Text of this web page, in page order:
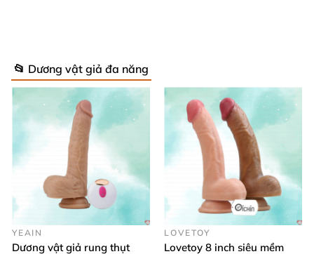
thông mình và tinh tế , đáp ứng đầy đủ
chuẩn sản xuất cao cấpvà yêu cầu y tế khắt khe
Mỹ
và Châu Âu
Dương Vật Giả Silicon Cao Cấp
Siêu Rung, Sưởi Ấm Kích Thích Điểm G - SVAKOM
sẽ mang đến nguồn cảm hứng và đam mê
bất tận cho chính bạn
và người bạn đời
của mình
trong cuộc sống gối chăn.
📂 Dương vật giả đa năng
YEAIN
Dương vật giả rung thụt
LOVETOY
Lovetoy 8 inch siêu mềm